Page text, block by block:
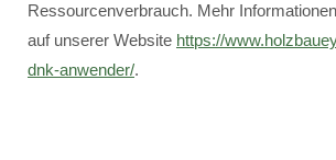
Ressourcenverbrauch. Mehr
auf unserer Website https://
dnk-anwender/.